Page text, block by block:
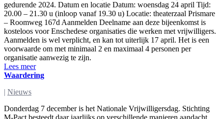
gedurende 2024. Datum en locatie Datum: woensdag 24 april Tijd:
20.00 – 21.30 u (inloop vanaf 19.30 u) Locatie: theaterzaal Prismare
– Roomweg 167d Aanmelden Deelname aan deze bijeenkomst is
kosteloos voor Enschedese organisaties die werken met vrijwilligers.
Aanmelden is wel verplicht, en kan tot uiterlijk 17 april. Het is een
voorwaarde om met minimaal 2 en maximaal 4 personen per
organisatie aanwezig te zijn.
Lees meer
Waardering
| Nieuws
Donderdag 7 december is het Nationale Vrijwilligersdag. Stichting